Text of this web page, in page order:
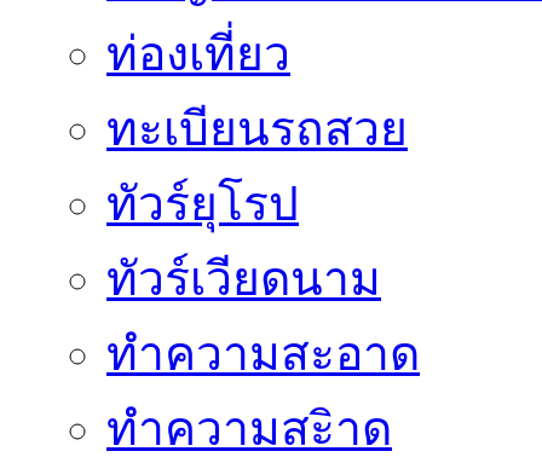
ท่องเที่ยว
ทะเบียนรถสวย
ทัวร์ยุโรป
ทัวร์เวียดนาม
ทำความสะอาด
ทำความสะิาด